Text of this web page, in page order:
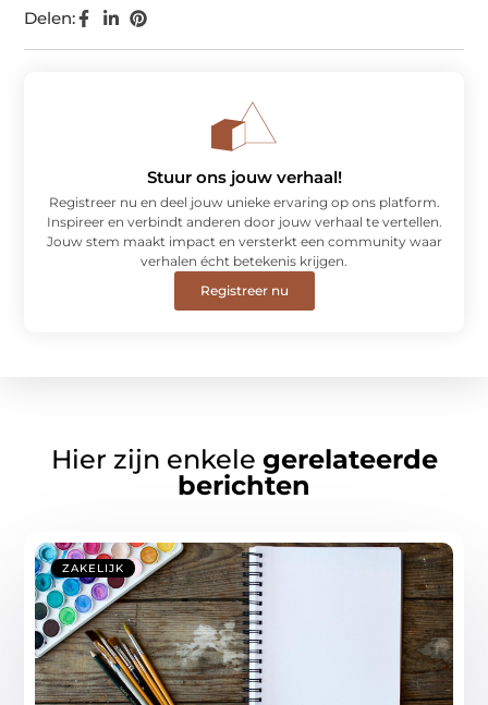
Delen:
Stuur ons jouw verhaal!
Registreer nu en deel jouw unieke ervaring op ons platform.
Inspireer en verbindt anderen door jouw verhaal te vertellen.
Jouw stem maakt impact en versterkt een community waar
verhalen écht betekenis krijgen.
Registreer nu
Hier zijn enkele gerelateerde
berichten
ZAKELIJK